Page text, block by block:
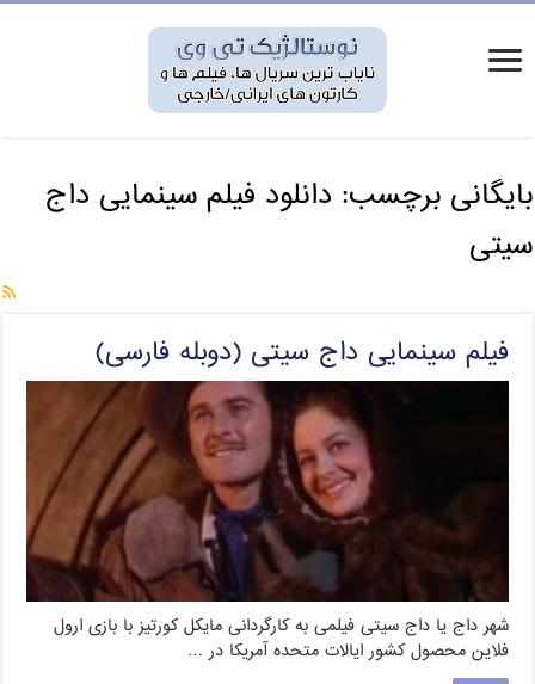
بایگانی برچسب: دانلود فیلم سینمایی داج
سیتی
فیلم سینمایی داج سیتی (دوبله فارسی)
شهر داج یا داج سیتی فیلمی به کارگردانی مایکل کورتیز با بازی ارول
فلاین محصول کشور ایالات متحده آمریکا در …